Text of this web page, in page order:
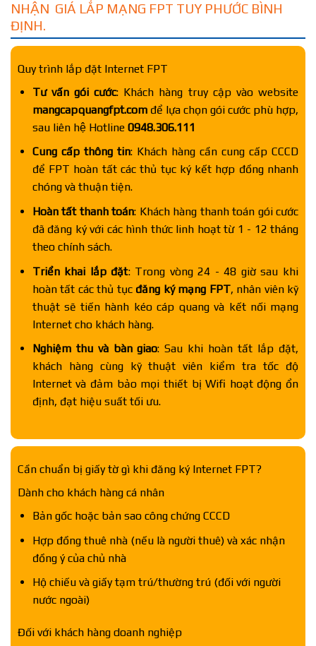
NHẬN GIÁ LẮP MẠNG FPT TUY PHƯỚC BÌNH
ĐỊNH.
Quy trình lắp đặt Internet FPT
Tư vấn gói cước: Khách hàng truy cập vào website
mangcapquangfpt.comđể lựa chọn gói cước phù hợp,
sau liên hệ Hotline 0948.306.111
Cung cấp thông tin: Khách hàng cần cung cấp CCCD
để FPT hoàn tất các thủ tục ký kết hợp đồng nhanh
chóng và thuận tiện.
Hoàn tất thanh toán: Khách hàng thanh toán gói cước
đã đăng ký với các hình thức linh hoạt từ 1 - 12 tháng
theo chính sách.
Triển khai lắp đặt: Trong vòng 24 - 48 giờ sau khi
hoàn tất các thủ tục đăng ký mạng FPT, nhân viên kỹ
thuật sẽ tiến hành kéo cáp quang và kết nối mạng
Internet cho khách hàng.
Nghiệm thu và bàn giao: Sau khi hoàn tất lắp đặt,
khách hàng cùng kỹ thuật viên kiểm tra tốc độ
Internet và đảm bảo mọi thiết bị Wifi hoạt động ổn
định, đạt hiệu suất tối ưu.
Cần chuẩn bị giấy tờ gì khi đăng ký Internet FPT?
Dành cho khách hàng cá nhân
Bản gốc hoặc bản sao công chứng CCCD
Hợp đồng thuê nhà (nếu là người thuê) và xác nhận
đồng ý của chủ nhà
Hộ chiếu và giấy tạm trú/thường trú (đối với người
nước ngoài)
Đối với khách hàng doanh nghiệp